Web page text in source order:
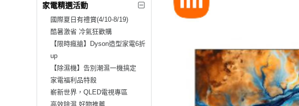
家電精選活動
國際夏日有禮賞(4/10-8/19)
酷暑激省 冷氣狂歡購
【限時瘋搶】Dyson造型家電6折
up
【除濕機】告別潮濕一機搞定
家電福利品特殺
嶄新世界，QLED電視專區
高效除濕 好物推薦